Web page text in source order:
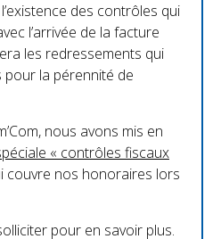
des contrôles qui
l’arrivée de la facture
les redressements qui
pour la pérennité de
nous avons mis en
« contrôles fiscaux
couvre nos honoraires lors
pour en savoir plus.